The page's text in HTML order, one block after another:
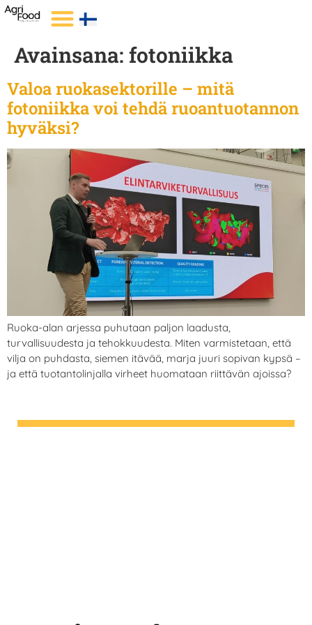
Avainsana: fotoniikka
Valoa ruokasektorille – mitä
fotoniikka voi tehdä ruoantuotannon
hyväksi?
Ruoka-alan arjessa puhutaan paljon laadusta,
turvallisuudesta ja tehokkuudesta. Miten varmistetaan, että
vilja on puhdasta, siemen itävää, marja juuri sopivan kypsä –
ja että tuotantolinjalla virheet huomataan riittävän ajoissa?